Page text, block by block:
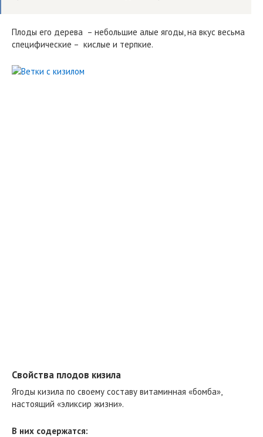
Плоды его дерева – небольшие алые ягоды, на вкус весьма
специфические – кислые и терпкие.
Свойства плодов кизила
Ягоды кизила по своему составу витаминная «бомба»,
настоящий «эликсир жизни».
В них содержатся: